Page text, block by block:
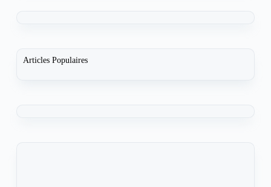
Articles Populaires